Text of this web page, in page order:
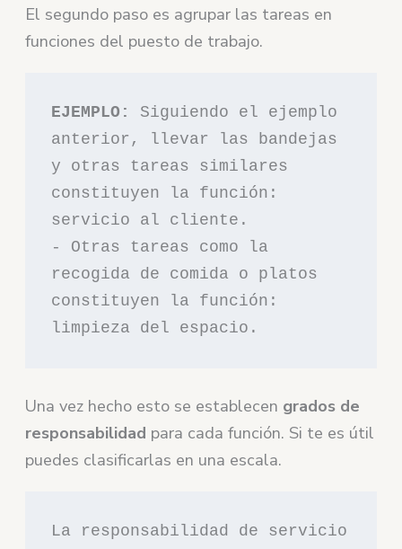
El segundo paso es agrupar las tareas en
funciones del puesto de trabajo.
EJEMPLO:
Siguiendo el ejemplo
anterior, llevar las bandejas
y otras tareas similares
constituyen la función:
servicio al cliente.
- Otras tareas como la
recogida de comida o platos
constituyen la función:
limpieza del espacio.
Una vez hecho esto se establecen grados de
responsabilidad para cada función. Si te es útil
puedes clasificarlas en una escala.
La responsabilidad de servicio